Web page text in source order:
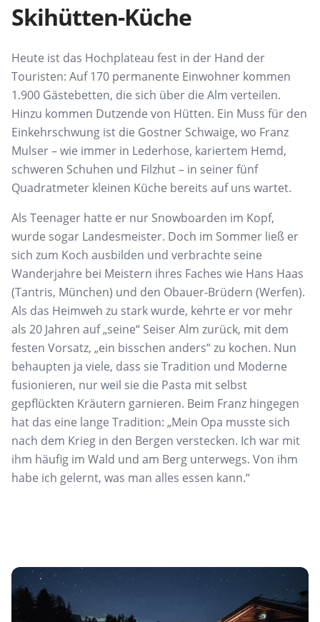
Skihütten-Küche
Heute ist das Hochplateau fest in der Hand der
Touristen: Auf 170 permanente Einwohner kommen
1.900 Gästebetten, die sich über die Alm verteilen.
Hinzu kommen Dutzende von Hütten. Ein Muss für den
Einkehrschwung ist die Gostner Schwaige, wo Franz
Mulser – wie immer in Lederhose, kariertem Hemd,
schweren Schuhen und Filzhut – in seiner fünf
Quadratmeter kleinen Küche bereits auf uns wartet.
Als Teenager hatte er nur Snowboarden im Kopf,
wurde sogar Landesmeister. Doch im Sommer ließ er
sich zum Koch ausbilden und verbrachte seine
Wanderjahre bei Meistern ihres Faches wie Hans Haas
(Tantris, München) und den Obauer-Brüdern (Werfen).
Als das Heimweh zu stark wurde, kehrte er vor mehr
als 20 Jahren auf „seine“ Seiser Alm zurück, mit dem
festen Vorsatz, „ein bisschen anders“ zu kochen. Nun
behaupten ja viele, dass sie Tradition und Moderne
fusionieren, nur weil sie die Pasta mit selbst
gepflückten Kräutern garnieren. Beim Franz hingegen
hat das eine lange Tradition: „Mein Opa musste sich
nach dem Krieg in den Bergen verstecken. Ich war mit
ihm häufig im Wald und am Berg unterwegs. Von ihm
habe ich gelernt, was man alles essen kann.“